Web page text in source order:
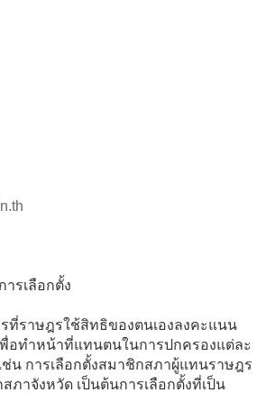
รเลือกตั้ง
รที่ราษฎรใช้สิทธิของตนเองลงคะแนน
พื่อทำหน้าที่แทนตนในการปกครองแต่ละ
ช่น การเลือกตั้งสมาชิกสภาผู้แทนราษฎร
ภาจังหวัด เป็นต้นการเลือกตั้งที่เป็น